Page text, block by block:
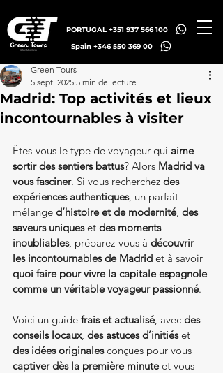
PORTUGAL +351 937 566 100
Spain +346 550 369 00
Madrid: Top activités et lieux
incontournables à visiter
Green Tours
5 sept. 2025 5 min de lecture
Êtes-vous le type de voyageur qui aime
sortir des sentiers battus? Alors Madrid va
vous fasciner. Si vous recherchez des
expériences authentiques, un parfait
mélange d’histoire et de modernité, des
saveurs uniques et des moments
inoubliables, préparez-vous à découvrir
les incontournables de Madrid et à savoir
quoi faire pour vivre la capitale espagnole
comme un véritable voyageur passionné.
Voici un guide frais et actualisé, avec des
conseils locaux, des astuces d’initiés et
des idées originales conçues pour vous
captiver dès la première minute et vous